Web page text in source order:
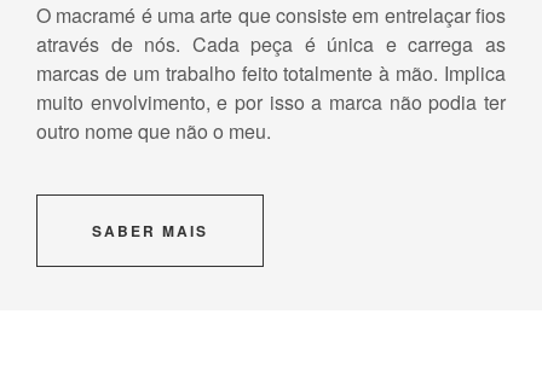
O macramé é uma arte que consiste em entrelaçar fios
através de nós. Cada peça é única e carrega as
marcas de um trabalho feito totalmente à mão. Implica
muito envolvimento, e por isso a marca não podia ter
outro nome que não o meu.
SABER MAIS